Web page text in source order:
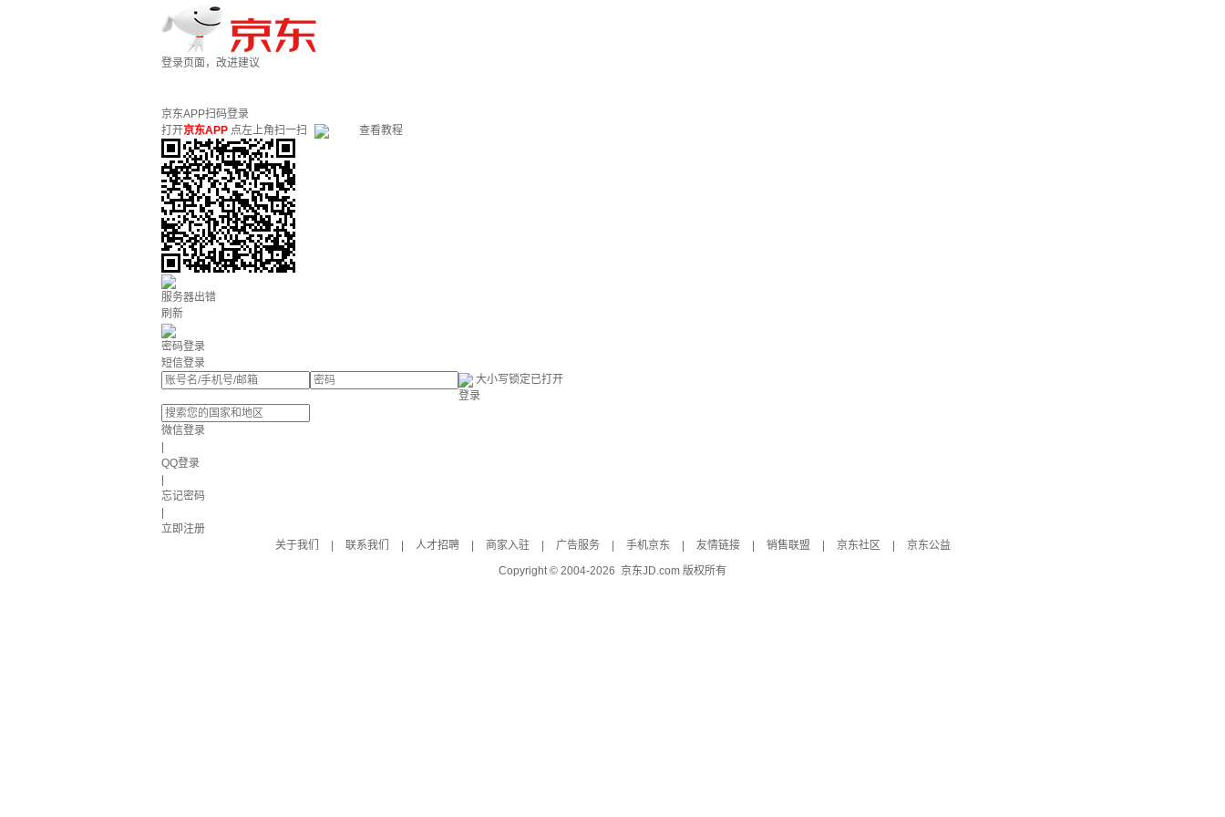
登录页面，改进建议
京东APP扫码登录
打开京东APP 点左上角扫一扫 查看教程
服务器出错
刷新
密码登录
短信登录
大小写锁定已打开
登录
微信登录
QQ登录
忘记密码
立即注册
关于我们
联系我们 人才招聘 商家入驻 广告服务 手机京东 友情链接 销售联盟 京东社区
京东公益
Copyright © 2004-2026 京东JD.com 版权所有